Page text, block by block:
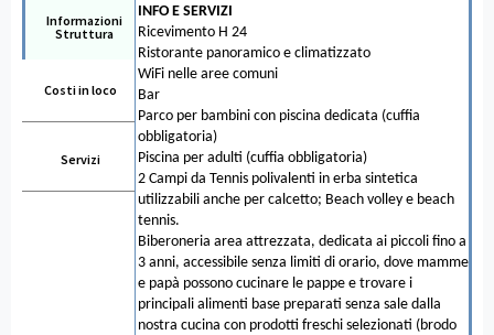
Informazioni
Struttura
Costi in loco
Servizi
INFO E SERVIZI
Ricevimento H 24
Ristorante panoramico e climatizzato
WiFi nelle aree comuni
Bar
Parco per bambini con piscina dedicata (cuffia
obbligatoria)
Piscina per adulti (cuffia obbligatoria)
2 Campi da Tennis polivalenti in erba sintetica
utilizzabili anche per calcetto; Beach volley e beach
tennis.
Biberoneria area attrezzata, dedicata ai piccoli fino a
3 anni, accessibile senza limiti di orario, dove mamme
e papà possono cucinare le pappe e trovare i
principali alimenti base preparati senza sale dalla
nostra cucina con prodotti freschi selezionati (brodo